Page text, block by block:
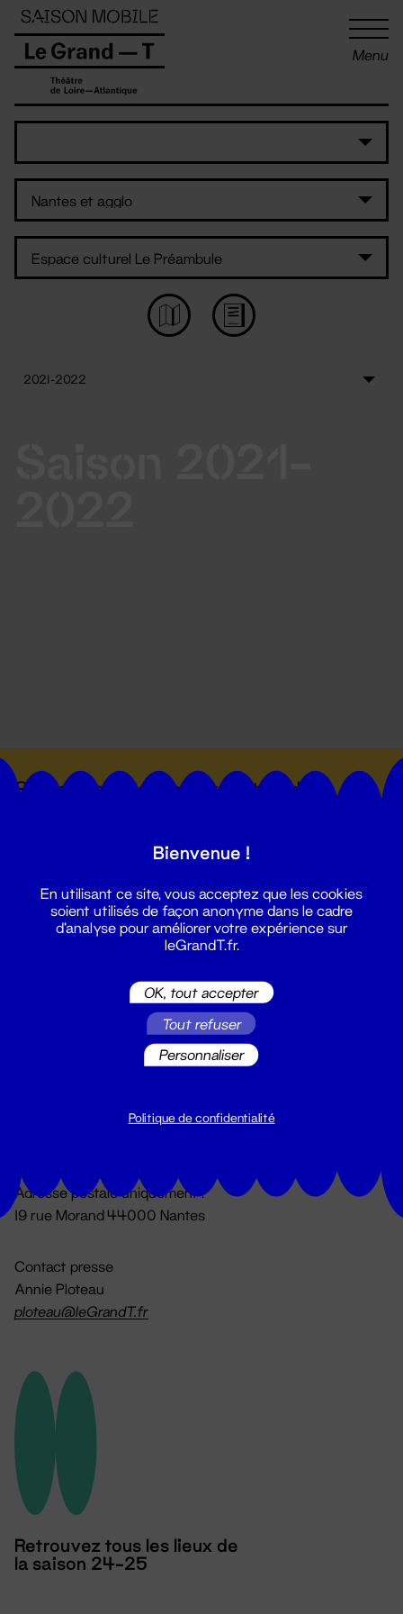
Menu
Suivez toutes les actualités du
Du lundi au vendredi 14h → 18h
Adresse postale uniquement :
19 rue Morand 44000 Nantes
Contact presse
Annie Ploteau
ploteau@leGrandT.fr
Retrouvez tous les lieux de
la saison 24-25
Panneau de gestion des cookies
Bienvenue !
En utilisant ce site, vous acceptez que les cookies
soient utilisés de façon anonyme dans le cadre
d'analyse pour améliorer votre expérience sur
leGrandT.fr.
OK, tout accepter
Tout refuser
Personnaliser
Politique de confidentialité